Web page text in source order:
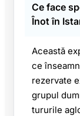
Ce face
Înot în
Această
ce
rezervate
grupul
tururile